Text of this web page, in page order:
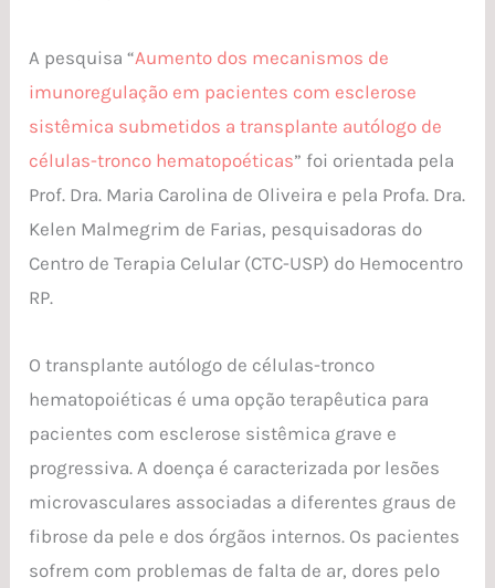
A pesquisa “Aumento dos mecanismos de
imunoregulação em pacientes com esclerose
sistêmica submetidos a transplante autólogo de
células-tronco hematopoéticas” foi orientada pela
Prof. Dra. Maria Carolina de Oliveira e pela Profa. Dra.
Kelen Malmegrim de Farias, pesquisadoras do
Centro de Terapia Celular (CTC-USP) do Hemocentro
RP.
O transplante autólogo de células-tronco
hematopoiéticas é uma opção terapêutica para
pacientes com esclerose sistêmica grave e
progressiva. A doença é caracterizada por lesões
microvasculares associadas a diferentes graus de
fibrose da pele e dos órgãos internos. Os pacientes
sofrem com problemas de falta de ar, dores pelo